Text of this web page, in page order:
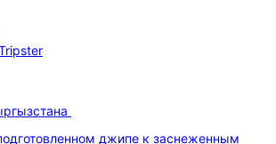
джипе к заснеженным